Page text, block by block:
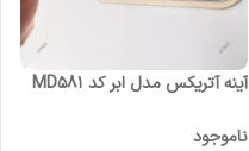
آینه آتریکس مدل ابر کد MD581
ناموجود